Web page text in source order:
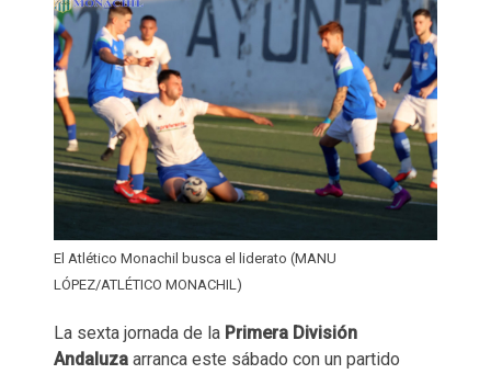
El Atlético Monachil busca el liderato (MANU
LÓPEZ/ATLÉTICO MONACHIL)
La sexta jornada de la Primera División
Andaluza arranca este sábado con un partido